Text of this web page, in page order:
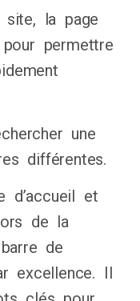
site, la page
permettre
une
différentes.
d’accueil et
de la
de
excellence. Il